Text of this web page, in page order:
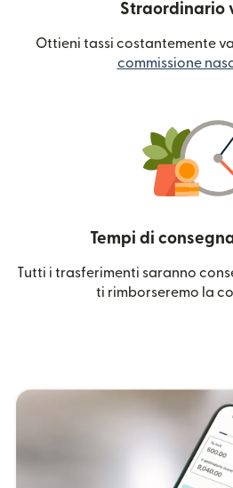
Straordinario
Ottieni tassi costantemente
commissione
Tempi di
Tutti i trasferimenti saranno
ti rimborseremo la